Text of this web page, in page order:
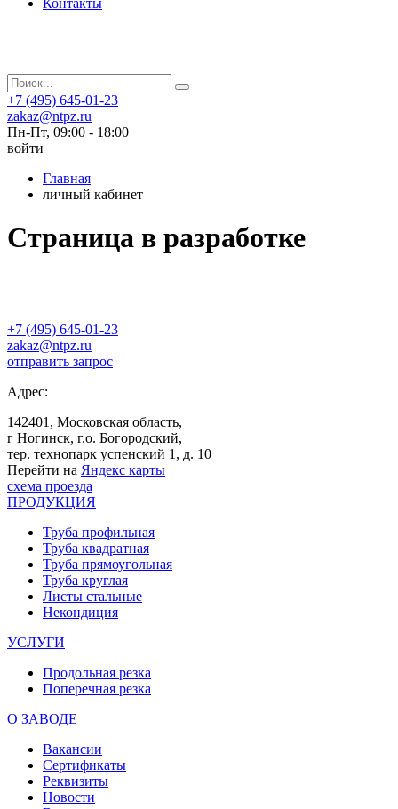
Контакты
+7 (495) 645-01-23
zakaz@ntpz.ru
Пн-Пт, 09:00 - 18:00
войти
Главная
личный кабинет
Страница в разработке
+7 (495) 645-01-23
zakaz@ntpz.ru
отправить запрос
Адрес:
142401, Московская область,
г Ногинск, г.о. Богородский,
тер. технопарк успенский 1, д. 10
Перейти на Яндекс карты
схема проезда
ПРОДУКЦИЯ
Труба профильная
Труба квадратная
Труба прямоугольная
Труба круглая
Листы стальные
Некондиция
УСЛУГИ
Продольная резка
Поперечная резка
О ЗАВОДЕ
Вакансии
Сертификаты
Реквизиты
Новости